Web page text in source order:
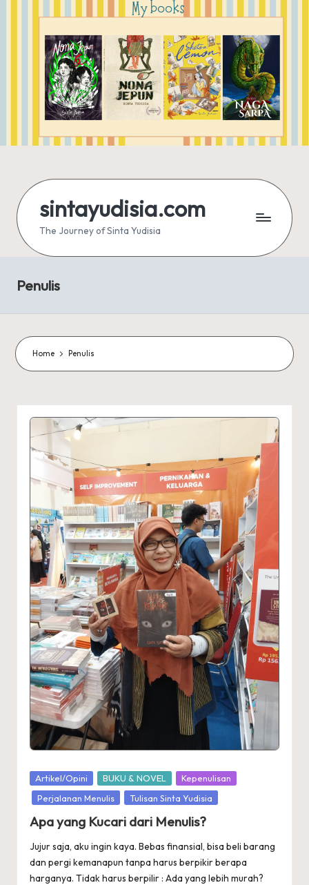
sintayudisia.com
The Journey of Sinta Yudisia
Penulis
Home Penulis
Posted
in
Artikel/Opini BUKU & NOVEL
Kepenulisan
Perjalanan Menulis
Tulisan Sinta Yudisia
Apa yang Kucari dari Menulis?
Jujur saja, aku ingin kaya. Bebas finansial, bisa beli barang
dan pergi kemanapun tanpa harus berpikir berapa
harganya. Tidak harus berpilir : Ada yang lebih murah?